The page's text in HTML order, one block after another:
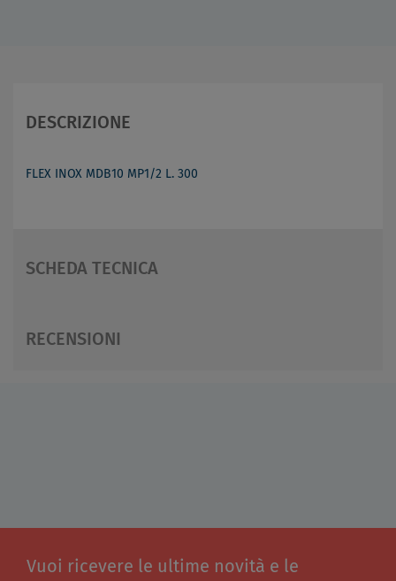
DESCRIZIONE
FLEX INOX MDB10 MP1/2 L. 300
SCHEDA TECNICA
RECENSIONI
Vuoi ricevere le ultime novità e le